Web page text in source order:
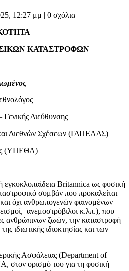
12:27 μμ | 0 σχόλια
ΚΑΤΑΣΤΡΟΦΩΝ
Διεύθυνσης
Διεθνών Σχέσεων (ΓΔΠΕΑΔΣ)
(ΥΠΕΘΑ)
Britannica ως φυσική
συμβάν που προκαλείται
όχι ανθρωπογενών φαινομένων
ανεμοστρόβιλοι κ.λπ.), που
ανθρώπινων ζωών, την καταστροφή
ιδιωτικής ιδιοκτησίας και των
Ασφάλειας (Department of
στον ορισμό του για τη φυσική